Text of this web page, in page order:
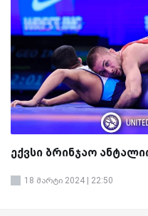
ექვსი ბრინჯაო
18 მარტი 2024 | 22:50